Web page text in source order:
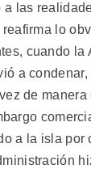
las
lo
cuando la
a
de manera
a la isla por